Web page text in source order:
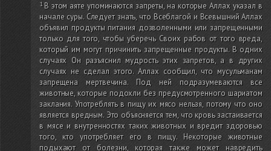
В этом аяте упоминаются запреты, на которые Аллах указал в
начале суры. Следует знать, что Всеблагой и Всевышний Аллах
объявил продукты питания дозволенными или запрещенными
только для того, чтобы уберечь Своих рабов от того вреда,
который им могут причинить запрещенные продукты. В одних
случаях Он разъяснил мудрость этих запретов, а в других
случаях не сделал этого. Аллах сообщил, что мусульманам
запрещена мертвечина. Под ней подразумеваются все
животные, которые подохли без предусмотренного шариатом
заклания. Употреблять в пищу их мясо нельзя, потому что оно
является вредным. Это объясняется тем, что кровь застаивается
в мясе и внутренностях таких животных и вредит здоровью
того, кто употребляет его в пищу. Некоторые животные
подыхают от болезни, которая также может навредить